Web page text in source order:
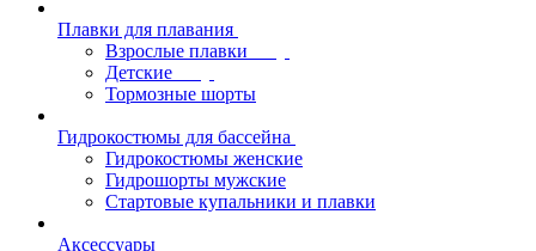
Плавки для плавания
Взрослые плавки
Детские
Тормозные шорты
Гидрокостюмы для бассейна
Гидрокостюмы женские
Гидрошорты мужские
Стартовые купальники и плавки
Аксессуары